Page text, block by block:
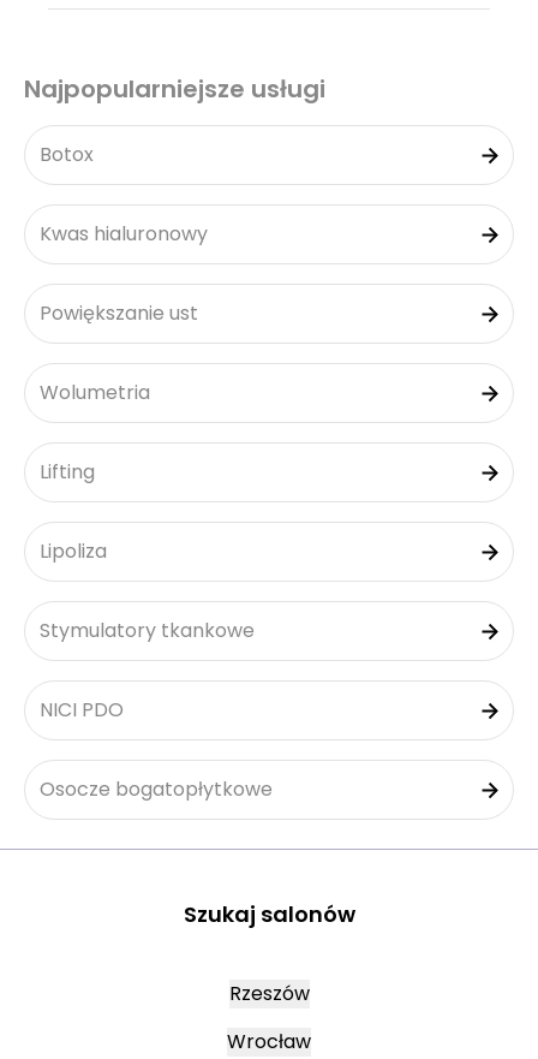
Najpopularniejsze usługi
Botox
Kwas hialuronowy
Powiększanie ust
Wolumetria
Lifting
Lipoliza
Stymulatory tkankowe
NICI PDO
Osocze bogatopłytkowe
Szukaj salonów
Rzeszów
Wrocław